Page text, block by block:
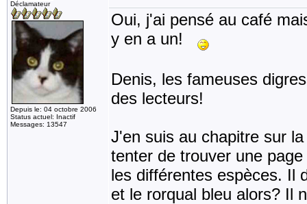
Déclamateur
Depuis le: 04 octobre 2006
Status actuel: Inactif
Messages: 13547
Oui, j'ai pensé au café
y en a un!
Denis, les fameuses
des lecteurs!
J'en suis au chapitre sur
tenter de trouver une
les différentes espèces. Il
et le rorqual bleu alors? Il